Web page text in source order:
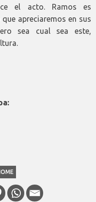
el acto. Ramos es
apreciaremos en sus
sea cual sea este,